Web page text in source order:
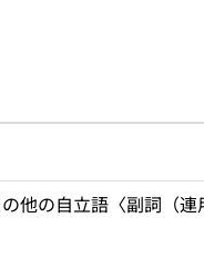
他の自立語〈副詞（